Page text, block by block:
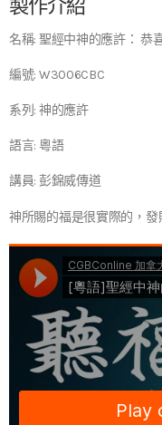
製作介紹
名稱: 聖經中神的應許： 恭
編號: W3006CBC
系列: 神的應許
語言: 粵語
講員: 彭錦威傳道
神所賜的福是很實際的，發